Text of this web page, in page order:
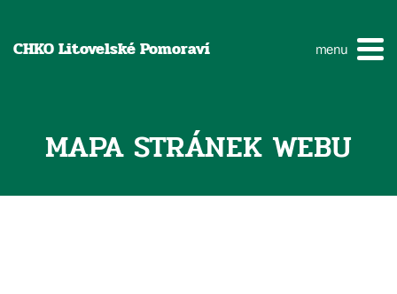
CHKO Litovelské Pomoraví menu
MAPA STRÁNEK WEBU